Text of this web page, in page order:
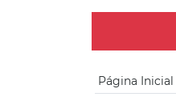
Página Inicial